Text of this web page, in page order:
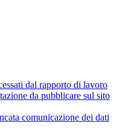
dal rapporto di lavoro
da pubblicare sul sito
comunicazione dei dati